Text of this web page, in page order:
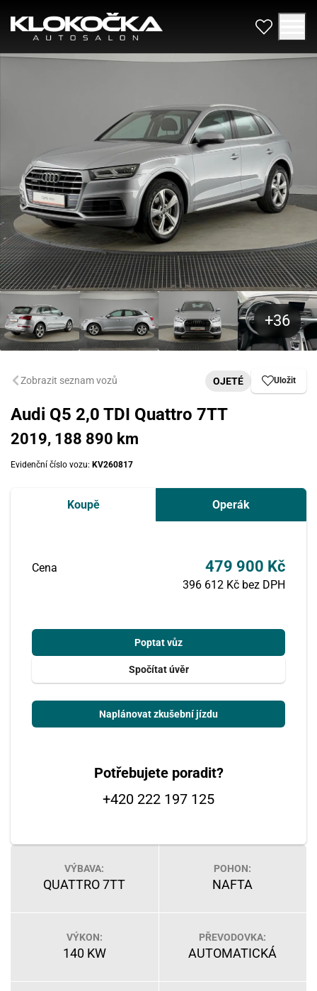
Zobrazit seznam vozů OJETÉ Uložit
Audi Q5 2,0 TDI Quattro 7TT
2019, 188 890 km
Evidenční číslo vozu: KV260817
Koupě Operák
Cena 479 900 Kč
396 612 Kč bez DPH
Poptat vůz
Spočítat úvěr
Naplánovat zkušební jízdu
Potřebujete poradit?
+420 222 197 125
VÝBAVA:
QUATTRO 7TT
POHON:
NAFTA
VÝKON:
140 KW
PŘEVODOVKA:
AUTOMATICKÁ